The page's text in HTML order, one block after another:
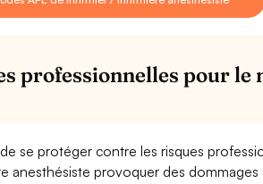
professionnelles pour le
se protéger contre les risques
anesthésiste provoquer des